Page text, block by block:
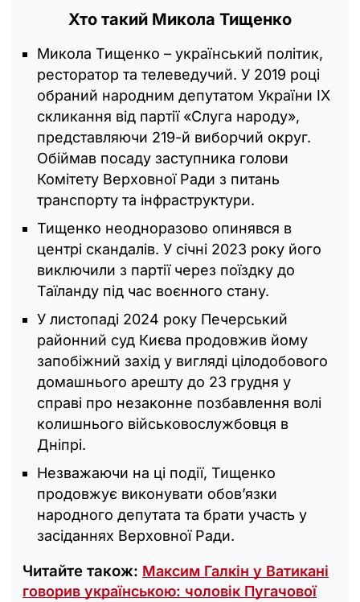
Хто такий Микола Тищенко
Микола Тищенко – український політик,
ресторатор та телеведучий. У 2019 році
обраний народним депутатом України IX
скликання від партії «Слуга народу»,
представляючи 219-й виборчий округ.
Обіймав посаду заступника голови
Комітету Верховної Ради з питань
транспорту та інфраструктури.
Тищенко неодноразово опинявся в
центрі скандалів. У січні 2023 року його
виключили з партії через поїздку до
Таїланду під час воєнного стану.
У листопаді 2024 року Печерський
районний суд Києва продовжив йому
запобіжний захід у вигляді цілодобового
домашнього арешту до 23 грудня у
справі про незаконне позбавлення волі
колишнього військовослужбовця в
Дніпрі.
Незважаючи на ці події, Тищенко
продовжує виконувати обов’язки
народного депутата та брати участь у
засіданнях Верховної Ради.
Читайте також: Максим Галкін у Ватикані
говорив українською: чоловік Пугачової